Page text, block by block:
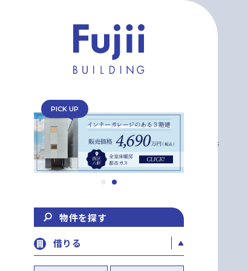
PICK UP
物件を探す
借りる
定休日：日曜日
営業時間：10:00 〜 17:00
北海道札幌市中央区大通西11丁目4番
地
大通藤井ビル1F